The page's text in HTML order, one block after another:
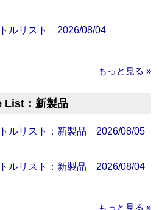
ルリスト 2026/08/04
もっと見る »
List：新製品
ルリスト：新製品 2026/08/05
ルリスト：新製品 2026/08/04
もっと見る »